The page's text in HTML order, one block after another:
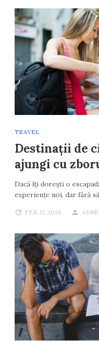
TRAVEL
Destinații de
ajungi cu
Dacă îți dorești o
experiențe noi, dar fără
FEB. 17, 2026